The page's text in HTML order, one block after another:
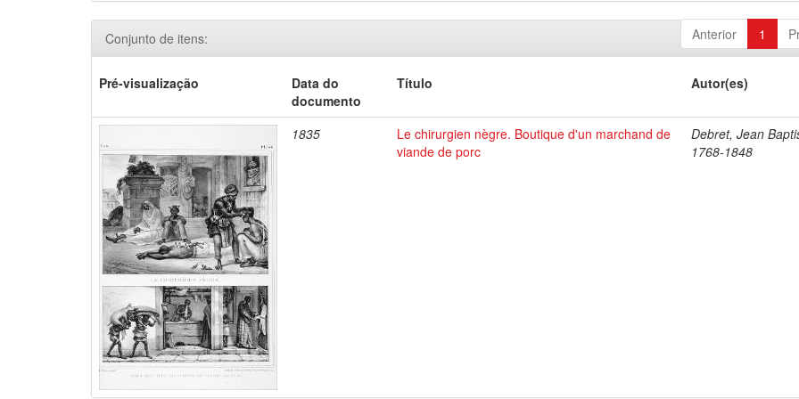
Anterior 1
Conjunto de itens:
Pré-visualização
Data do
documento
Título Autor(es)
1835
Le chirurgien nègre. Boutique d'un marchand de
viande de porc
Debret, Jean
1768-1848